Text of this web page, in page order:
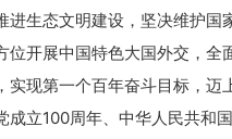
进生态文明建设，坚决维护
位开展中国特色大国外交，
实现第一个百年奋斗目标，
成立100周年、中华人民共和